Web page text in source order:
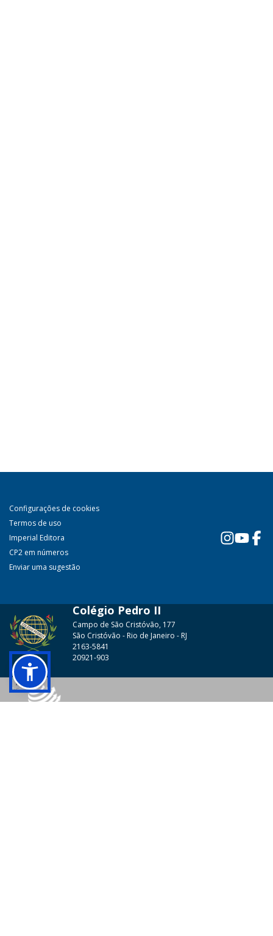
Configurações de cookies
Termos de uso
Imperial Editora
CP2 em números
Enviar uma sugestão
Colégio Pedro II
Campo de São Cristóvão, 177
São Cristóvão - Rio de Janeiro - RJ
2163-5841
20921-903